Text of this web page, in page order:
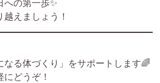
えましょう！
る体づくり」をサポートします🌈
どうぞ！